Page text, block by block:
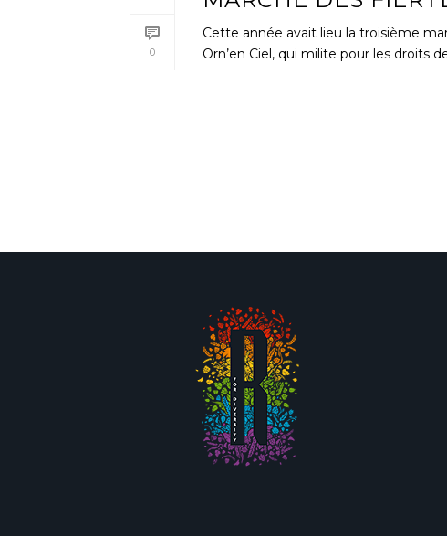
0
Cette année avait lieu la troisième
Orn’en Ciel, qui milite pour les droits